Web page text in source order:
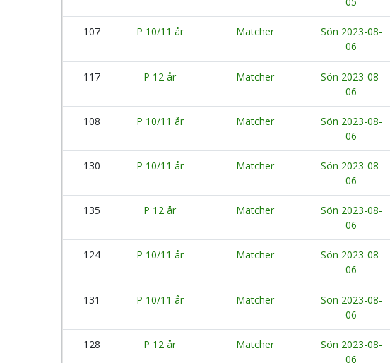
107 P 10/11 år Matcher
Sön 2023-08-
06
117 P 12 år Matcher
Sön 2023-08-
06
108 P 10/11 år Matcher
Sön 2023-08-
06
130 P 10/11 år Matcher
Sön 2023-08-
06
135 P 12 år Matcher
Sön 2023-08-
06
124 P 10/11 år Matcher
Sön 2023-08-
06
131 P 10/11 år Matcher
Sön 2023-08-
06
128 P 12 år Matcher
Sön 2023-08-
06